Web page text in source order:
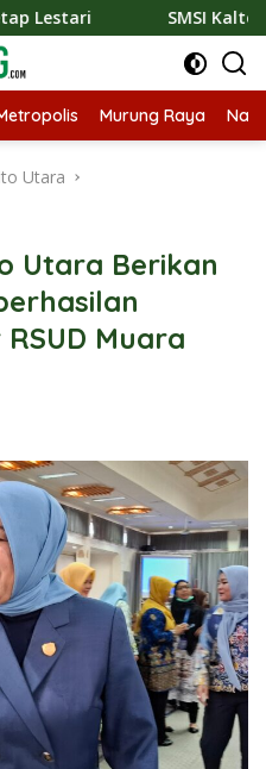
SMSI Kalteng dan Bidan
Murung Raya
Utara
Utara Berikan
Muara